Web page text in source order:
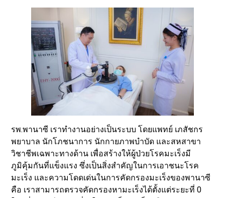
รพ.พานาซี เราทำงานอย่างเป็นระบบ โดยแพทย์ เภสัชกร
พยาบาล นักโภชนาการ นักกายภาพบำบัด และสหสาขา
วิชาชีพเฉพาะทางด้าน เพื่อสร้างให้ผู้ป่วยโรคมะเร็งมี
ภูมิคุ้มกันที่แข็งแรง ซึ่งเป็นสิ่งสำคัญในการเอาชนะโรค
มะเร็ง และความโดดเด่นในการคัดกรองมะเร็งของพานาซี
คือ เราสามารถตรวจคัดกรองหามะเร็งได้ตั้งแต่ระยะที่ 0